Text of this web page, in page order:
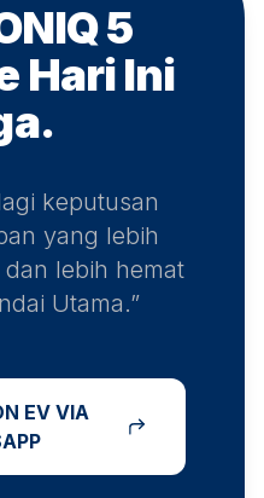
5
Hari Ini
keputusan
yang lebih
lebih hemat
Utama.”
EV VIA